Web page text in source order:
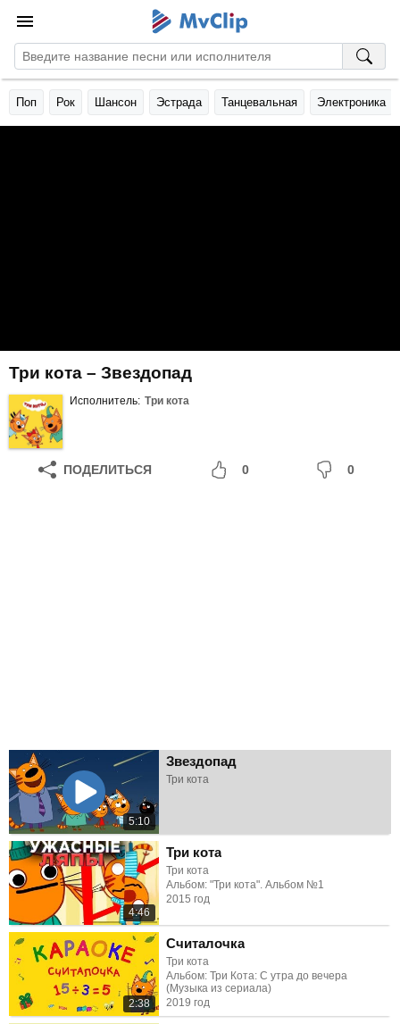
Поп Рок Шансон Эстрада Танцевальная Электроника
Три кота – Звездопад
Исполнитель: Три кота
ПОДЕЛИТЬСЯ 0 0
5:10
Звездопад
Три кота
4:46
Три кота
Три кота
Альбом: "Три кота". Альбом №1
2015 год
2:38
Считалочка
Три кота
Альбом: Три Кота: С утра до вечера
(Музыка из сериала)
2019 год